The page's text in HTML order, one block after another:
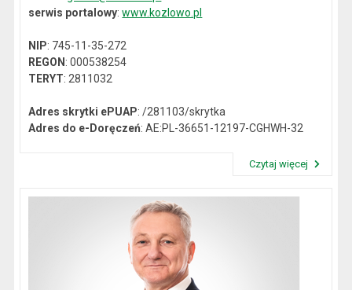
serwis portalowy:www.kozlowo.pl
NIP: 745-11-35-272
REGON: 000538254
TERYT: 2811032
Adres skrytki ePUAP: /281103/skrytka
Adres do e-Doręczeń: AE:PL-36651-12197-CGHWH-32
Czytaj więcej